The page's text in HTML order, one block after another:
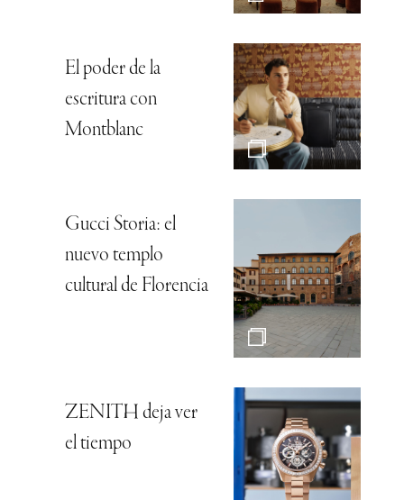
El poder de la
escritura con
Montblanc
Gucci Storia: el
nuevo templo
cultural de Florencia
ZENITH deja ver
el tiempo